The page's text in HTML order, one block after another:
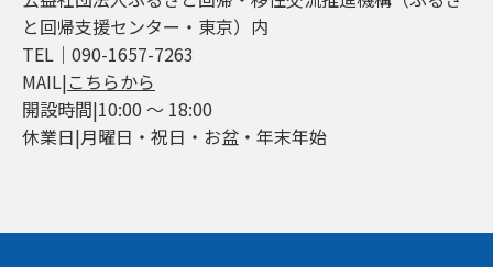
と回帰支援センター・東京）内
TEL│090-1657-7263
MAIL|こちらから
開設時間|10:00 ～ 18:00
休業日|月曜日・祝日・お盆・年末年始